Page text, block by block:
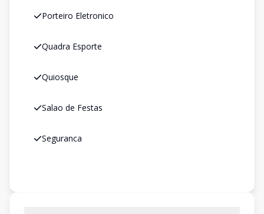
Porteiro Eletronico
Quadra Esporte
Quiosque
Salao de Festas
Seguranca